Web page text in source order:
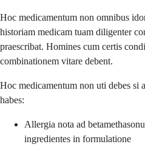
Hoc medicamentum non omnibus
historiam medicam tuam diligenter
praescribat. Homines cum certis
combinationem vitare debent.
Hoc medicamentum non uti debes si
habes:
Allergia nota ad
ingredientes in formulatione